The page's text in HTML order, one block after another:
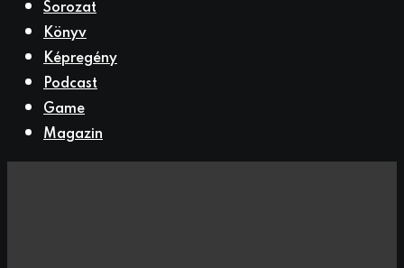
Sorozat
Könyv
Képregény
Podcast
Game
Magazin